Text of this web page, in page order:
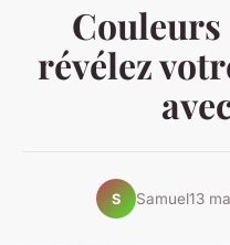
Couleurs
révélez
S Samuel13